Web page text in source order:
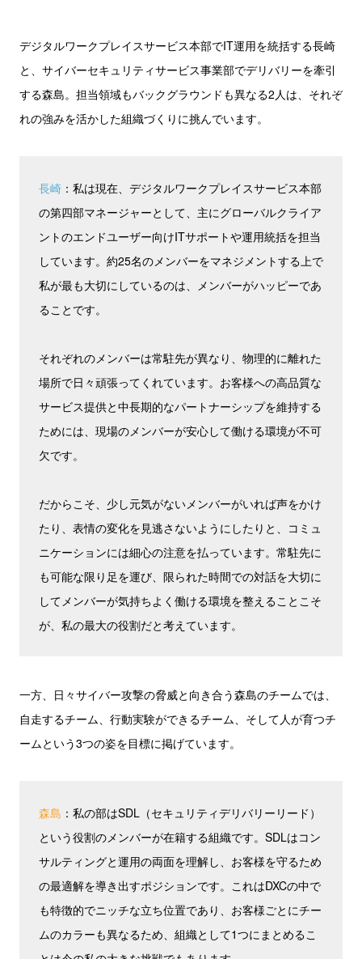
デジタルワークプレイスサービス本部でIT運用を統括する長崎
と、サイバーセキュリティサービス事業部でデリバリーを牽引
する森島。担当領域もバックグラウンドも異なる2人は、それぞ
れの強みを活かした組織づくりに挑んでいます。
長崎 ：私は現在、デジタルワークプレイスサービス本部
の第四部マネージャーとして、主にグローバルクライア
ントのエンドユーザー向けITサポートや運用統括を担当
しています。約25名のメンバーをマネジメントする上で
私が最も大切にしているのは、メンバーがハッピーであ
ることです。
それぞれのメンバーは常駐先が異なり、物理的に離れた
場所で日々頑張ってくれています。お客様への高品質な
サービス提供と中長期的なパートナーシップを維持する
ためには、現場のメンバーが安心して働ける環境が不可
欠です。
だからこそ、少し元気がないメンバーがいれば声をかけ
たり、表情の変化を見逃さないようにしたりと、コミュ
ニケーションには細心の注意を払っています。常駐先に
も可能な限り足を運び、限られた時間での対話を大切に
してメンバーが気持ちよく働ける環境を整えることこそ
が、私の最大の役割だと考えています。
一方、日々サイバー攻撃の脅威と向き合う森島のチームでは、
自走するチーム、行動実験ができるチーム、そして人が育つチ
ームという3つの姿を目標に掲げています。
森島 ：私の部はSDL（セキュリティデリバリーリード）
という役割のメンバーが在籍する組織です。SDLはコン
サルティングと運用の両面を理解し、お客様を守るため
の最適解を導き出すポジションです。これはDXCの中で
も特徴的でニッチな立ち位置であり、お客様ごとにチー
ムのカラーも異なるため、組織として1つにまとめるこ